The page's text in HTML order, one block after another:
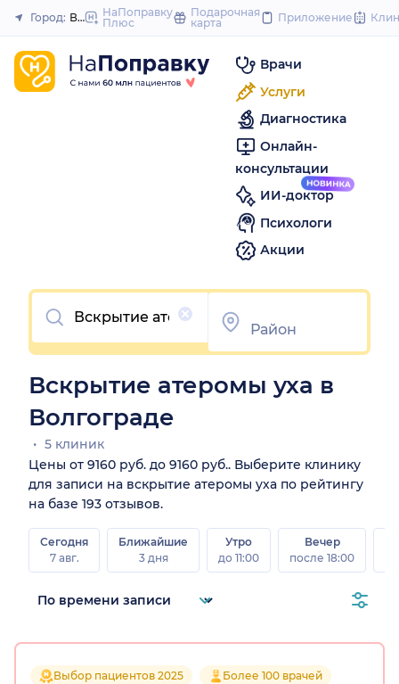
to
Закрыть
Город: ВолгоградНаПоправку
Плюс
Подарочная
карта
Приложение
Врачи
Услуги
Диагностика
Онлайн-
консультации
ИИ-доктор
Психологи
Акции
Очистить
Вскрытие атеромы уха в
Волгограде
5 клиник
Цены от 9160 руб. до 9160 руб.. Выберите клинику
для записи на вскрытие атеромы уха по рейтингу
на базе 193 отзывов.
Сегодня
7 авг.
Ближайшие
3 дня
Утро
до 11:00
Вечер
после 18:00
Выбор пациентов 2025 Более 100 врачей